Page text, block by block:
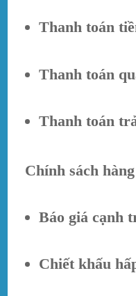
Thanh toán
Thanh toán
Thanh toán
Chính sách
Báo giá cạnh
Chiết khấu